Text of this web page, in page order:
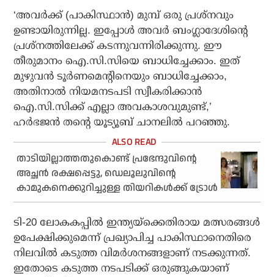
‘അവര്‍ക്ക് (പാകിസ്ഥാന്‍) മുമ്പ് ഒരു പ്രശ്നവും
ഉണ്ടായിരുന്നില്ല. ഇപ്പോള്‍ അവര്‍ ബംഗ്ലാദേശിന്റെ
പ്രശ്നത്തിലേക്ക് കടന്നുവന്നിരിക്കുന്നു. ഈ
തീരുമാനം ഐ.സി.സിയെ ബാധിച്ചേക്കാം. ഇത്
മുഴുവന്‍ ടൂര്‍ണമെന്റിനെയും ബാധിച്ചേക്കാം,
അതിനാല്‍ നിയമനടപടി സ്വീകരിക്കാന്‍
ഐ.സി.സിക്ക് എല്ലാ അവകാശവുമുണ്ട്,’
ഹര്‍ഭജന്‍ തന്റെ യൂട്യൂബ് ചാനലില്‍ പറഞ്ഞു.
താടിയില്ലാത്തതുകൊണ്ട് പ്രഭേന്ദുവിന്റെ
അച്ഛന്‍ രക്ഷപ്പെട്ടു, ഡെലൂലുവിന്റെ
കാമുകനെക്കുറിച്ചുള്ള തിയറികള്‍ക്ക് ട്രോള്‍
ടി-20 ലോകകപ്പില്‍ ഇന്ത്യയ്ക്കെതിരായ മത്സരങ്ങള്‍
ഉപേക്ഷിക്കുമെന്ന് പ്രഖ്യാപിച്ച പാകിസ്ഥാനെതിരെ
നിലവില്‍ കടുത്ത വിമര്‍ശനങ്ങളാണ് നടക്കുന്നത്.
ഇതോടെ കടുത്ത നടപടിക്ക് ഒരുങ്ങുകയാണ്